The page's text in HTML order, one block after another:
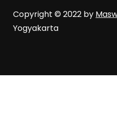
Copyright © 2022 by
Yogyakarta